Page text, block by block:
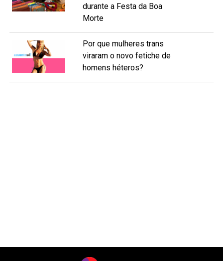
durante a Festa da Boa
Morte
Por que mulheres trans
viraram o novo fetiche de
homens héteros?